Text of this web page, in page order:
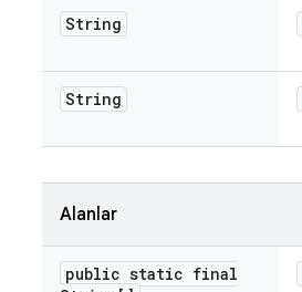
String
String
Alanlar
public static final